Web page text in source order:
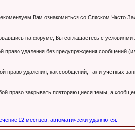
Вам ознакомиться соСписком Часто
на форуме, Вы соглашаетесь с условиями
право удаления без предупреждения сообщений
право удаления, как сообщений, так и учетных
право закрывать повторяющиеся темы, а
12 месяцев, автоматически удаляются.